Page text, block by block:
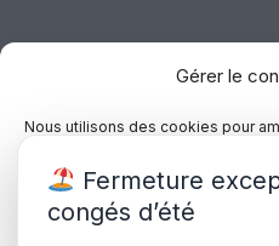
Gérer le
Nous utilisons des cookies pour
notre site, analyser le trafic et
Vous pouvez accepter, refuser
moment.
Expédition Europe
Livraison rapide
“ Mondial Relay
Fermeture
congés d’été